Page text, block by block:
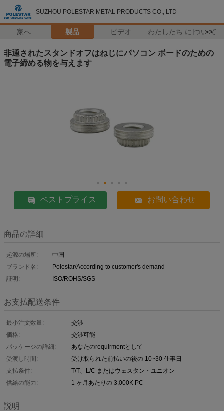
SUZHOU POLESTAR METAL PRODUCTS CO., LTD
家へ 製品 ビデオ わたしたち に つい て
>>
非通されたスタンドオフはねじにパソコン ボードのための
電子締める物を与えます
ベストプライス お問い合わせ
商品の詳細
起源の場所:
中国
ブランド名:
Polestar/According to customer's demand
証明:
ISO/ROHS/SGS
お支払配送条件
最小注文数量:
交渉
価格:
交渉可能
パッケージの詳細:
あなたのrequirmentとして
受渡し時間:
受け取られた前払いの後の 10~30 仕事日
支払条件:
T/T、L/C またはウェスタン・ユニオン
供給の能力:
1 ヶ月あたりの 3,000K PC
説明